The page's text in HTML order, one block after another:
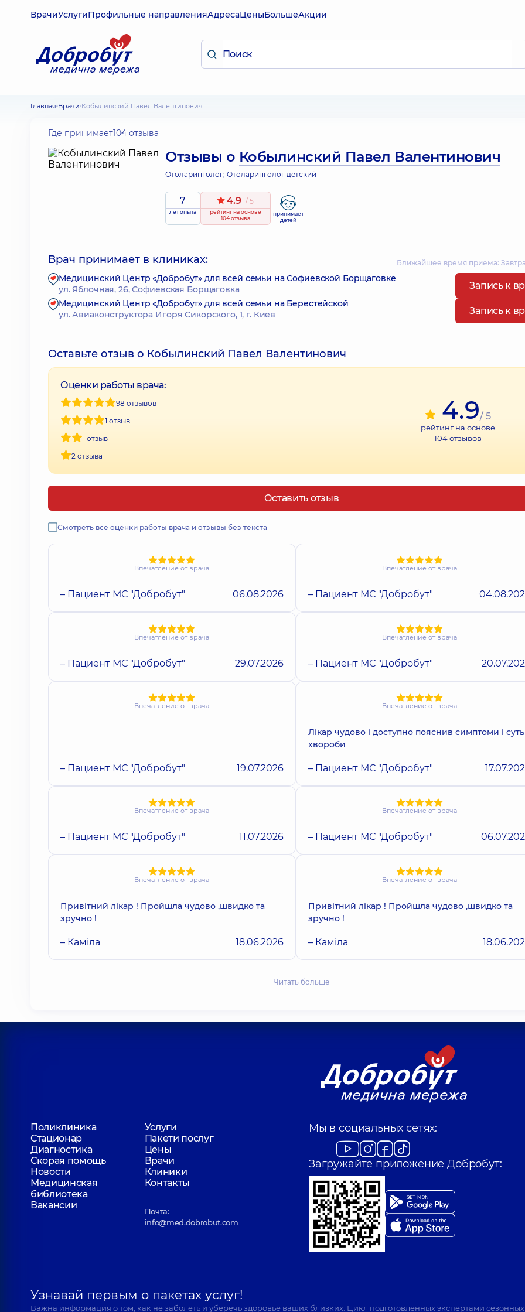
ВрачиУслугиПрофильные направленияАдресаЦеныБольшеАкции
Главная Врачи Кобылинский Павел Валентинович
Где принимает104 отзыва
Отзывы о Кобылинский Павел Валентинович
Отоларинголог; Отоларинголог детский
7
лет опыта
4.9 / 5
рейтингна основе
104 отзыва
принимает
детей
Врач принимает в клиниках: Ближайшее время приема:
Медицинский Центр «Добробут» для всей семьи на Софиевской Борщаговке
ул. Яблочная, 26, Софиевская Борщаговка
Запись к
Медицинский Центр «Добробут» для всей семьи на Берестейской
ул. Авиаконструктора Игоря Сикорского, 1, г. Киев
Запись к
Оставьте отзыв о Кобылинский Павел Валентинович
Оценки работы врача:
98 отзывов
1 отзыв
1 отзыв
2 отзыва
4.9/ 5
рейтинг на основе
104отзывов
Оставить отзыв
Смотреть все оценки работы врача и отзывы без текста
Впечатление от врача
– Пациент МС "Добробут" 06.08.2026
Впечатление от врача
– Пациент МС "Добробут"
Впечатление от врача
– Пациент МС "Добробут" 29.07.2026
Впечатление от врача
– Пациент МС "Добробут"
Впечатление от врача
– Пациент МС "Добробут" 19.07.2026
Впечатление от врача
Лікар чудово і доступно пояснив симптоми і суть
хвороби
– Пациент МС "Добробут"
Впечатление от врача
– Пациент МС "Добробут" 11.07.2026
Впечатление от врача
– Пациент МС "Добробут"
Впечатление от врача
Привітний лікар ! Пройшла чудово ,швидко та
зручно !
– Каміла 18.06.2026
Впечатление от врача
Привітний лікар ! Пройшла чудово ,швидко та
зручно !
– Каміла
Читать больше
Поликлиника
Услуги
Стационар
Пакети послуг
Диагностика
Цены
Скорая помощь
Врачи
Новости
Клиники
Медицинская
библиотека
Контакты
Вакансии
Почта:
info@med.dobrobut.com
Мы в социальных сетях:
Загружайте приложение Добробут:
Узнавай первым о пакетах услуг!
Важна информация о том, как не заболеть и уберечь здоровье ваших близких. Цикл подготовленных экспертами сезонных